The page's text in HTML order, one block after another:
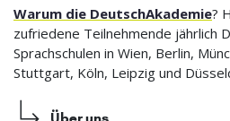
Warum die DeutschAkademie?
zufriedene Teilnehmende jährlich
Sprachschulen in Wien, Berlin,
Stuttgart, Köln, Leipzig und